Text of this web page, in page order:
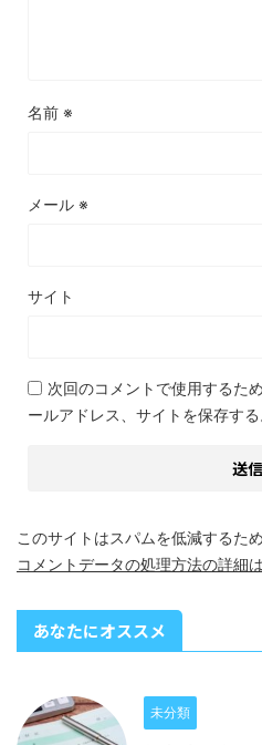
名前 ※
メール ※
サイト
次回のコメントで使用するた
ールアドレス、サイトを保存する
このサイトはスパムを低減するた
コメントデータの処理方法の詳細
あなたにオススメ
未分類